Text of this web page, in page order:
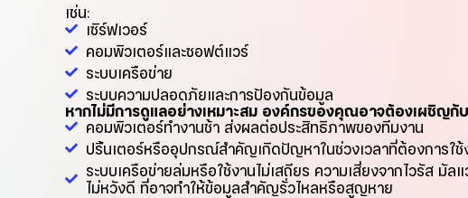
เช่น:
เซิร์ฟเวอร์
คอมพิวเตอร์และซอฟต์แวร์
ระบบเครือข่าย
ระบบความปลอดภัยและการป้องกันข้อมูล
หากไม่มีการดูแลอย่างเหมาะสม องค์กรของคุณอาจต้องเผชิญกั
คอมพิวเตอร์ทำงานช้า ส่งผลต่อประสิทธิภาพของทีมงาน
ปริ้นเตอร์หรืออุปกรณ์สำคัญเกิดปัญหาในช่วงเวลาที่ต้องการใช้
ระบบเครือข่ายล่มหรือใช้งานไม่เสถียร ความเสี่ยงจากไวรัส มัล
ไม่หวังดี ที่อาจทำให้ข้อมูลสำคัญรั่วไหลหรือสูญหาย